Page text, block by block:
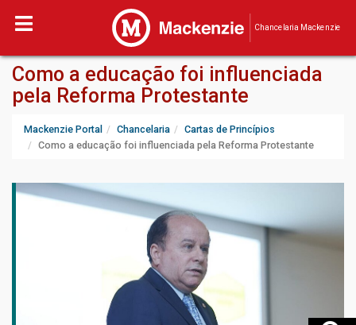
Chancelaria Mackenzie
Como a educação foi influenciada
pela Reforma Protestante
Mackenzie Portal Chancelaria
Cartas de Princípios
Como a educação foi influenciada pela Reforma Protestante